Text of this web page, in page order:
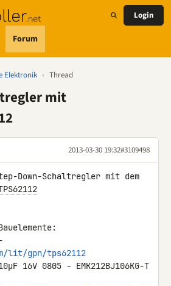
Forum
Login
Elektronik › Thread
mit
2013-03-30 19:32#3109498
Down-Schaltregler mit dem
lit/gpn/tps62112
16V 0805 - EMK212BJ106KG-T